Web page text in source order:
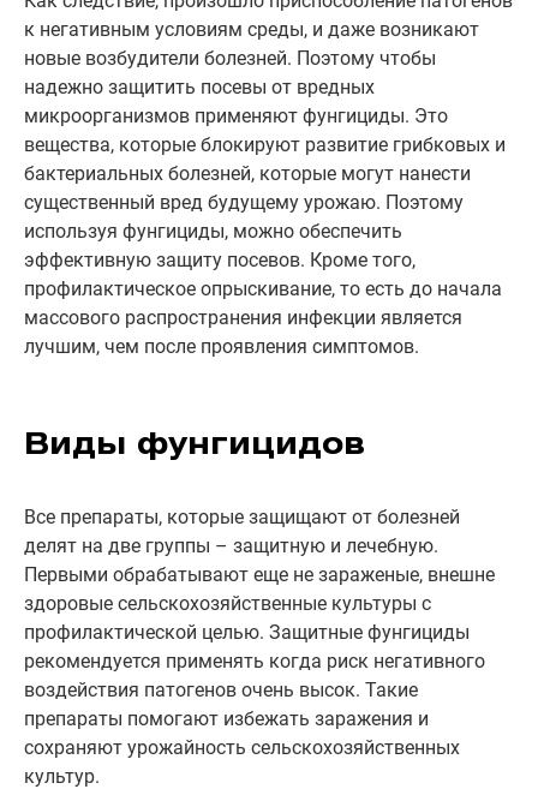
к негативным условиям среды, и даже возникают
новые возбудители болезней. Поэтому чтобы
надежно защитить посевы от вредных
микроорганизмов применяют фунгициды. Это
вещества, которые блокируют развитие грибковых и
бактериальных болезней, которые могут нанести
существенный вред будущему урожаю. Поэтому
используя фунгициды, можно обеспечить
эффективную защиту посевов. Кроме того,
профилактическое опрыскивание, то есть до начала
массового распространения инфекции является
лучшим, чем после проявления симптомов.
Виды фунгицидов
Все препараты, которые защищают от болезней
делят на две группы – защитную и лечебную.
Первыми обрабатывают еще не зараженые, внешне
здоровые сельскохозяйственные культуры с
профилактической целью. Защитные фунгициды
рекомендуется применять когда риск негативного
воздействия патогенов очень высок. Такие
препараты помогают избежать заражения и
сохраняют урожайность сельскохозяйственных
культур.